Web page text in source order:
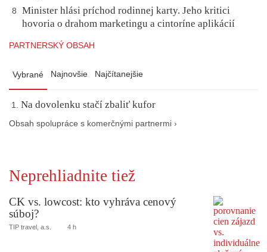
8
Minister hlási príchod rodinnej karty. Jeho kritici
hovoria o drahom marketingu a cintoríne aplikácií
PARTNERSKÝ OBSAH
Vybrané Najnovšie Najčítanejšie
Na dovolenku stačí zbaliť kufor
Obsah spolupráce s komerčnými partnermi ›
Neprehliadnite tiež
CK vs. lowcost: kto vyhráva cenový
súboj?
TIP travel, a.s. 4 h